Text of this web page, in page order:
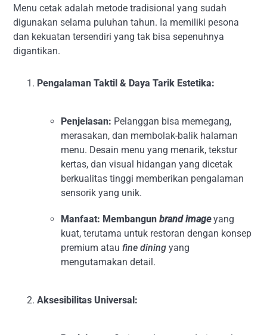
Menu cetak adalah metode tradisional yang sudah
digunakan selama puluhan tahun. Ia memiliki pesona
dan kekuatan tersendiri yang tak bisa sepenuhnya
digantikan.
Pengalaman Taktil & Daya Tarik Estetika:
Penjelasan: Pelanggan bisa memegang,
merasakan, dan membolak-balik halaman
menu. Desain menu yang menarik, tekstur
kertas, dan visual hidangan yang dicetak
berkualitas tinggi memberikan pengalaman
sensorik yang unik.
Manfaat: Membangunbrand imageyang
kuat, terutama untuk restoran dengan konsep
premium ataufine dining yang
mengutamakan detail.
Aksesibilitas Universal: